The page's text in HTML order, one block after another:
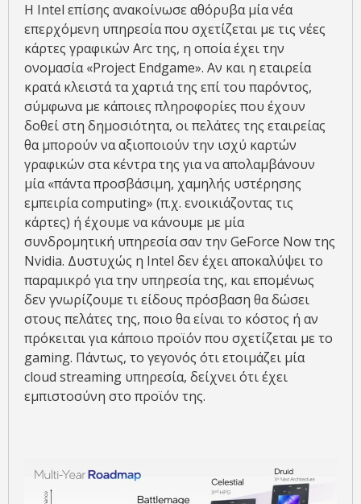
Η Intel επίσης ανακοίνωσε αθόρυβα μία νέα
επερχόμενη υπηρεσία που σχετίζεται με τις νέες
κάρτες γραφικών Arc της, η οποία έχει την
ονομασία «Project Endgame». Αν και η εταιρεία
κρατά κλειστά τα χαρτιά της επί του παρόντος,
σύμφωνα με κάποιες πληροφορίες που έχουν
δοθεί στη δημοσιότητα, οι πελάτες της εταιρείας
θα μπορούν να αξιοποιούν την ισχύ καρτών
γραφικών στα κέντρα της για να απολαμβάνουν
μία «πάντα προσβάσιμη, χαμηλής υστέρησης
εμπειρία computing» (π.χ. ενοικιάζοντας τις
κάρτες) ή έχουμε να κάνουμε με μία
συνδρομητική υπηρεσία σαν την GeForce Now της
Nvidia. Δυστυχώς η Intel δεν έχει αποκαλύψει το
παραμικρό για την υπηρεσία της, και επομένως
δεν γνωρίζουμε τι είδους πρόσβαση θα δώσει
στους πελάτες της, ποιο θα είναι το κόστος ή αν
πρόκειται για κάποιο προϊόν που σχετίζεται με το
gaming. Πάντως, το γεγονός ότι ετοιμάζει μία
cloud streaming υπηρεσία, δείχνει ότι έχει
εμπιστοσύνη στο προϊόν της.